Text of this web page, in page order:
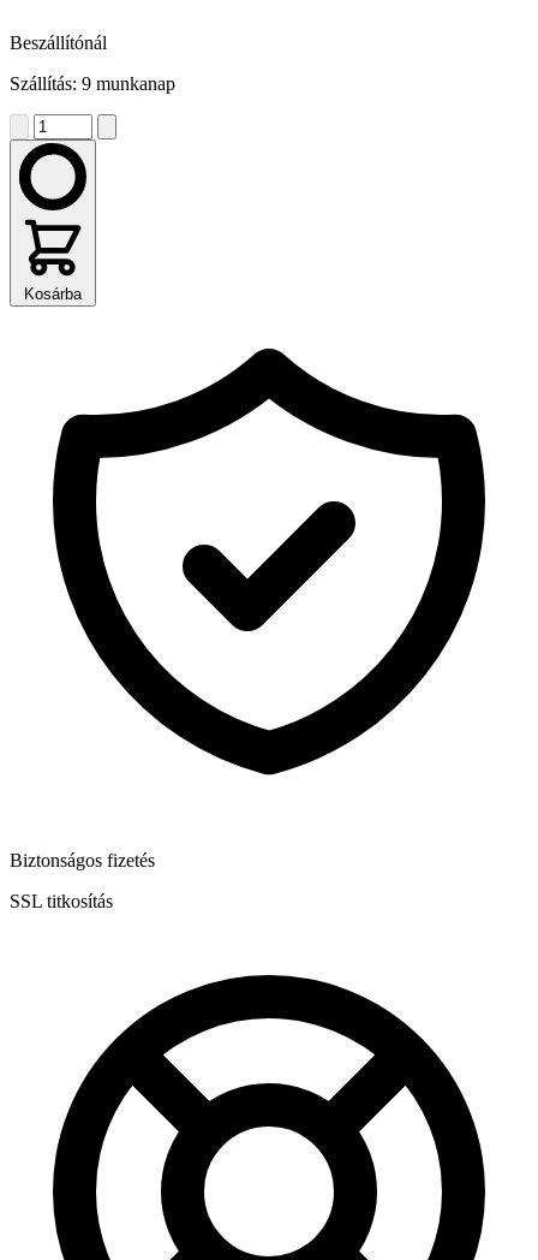
Beszállítónál
Szállítás: 9 munkanap
Kosárba
Biztonságos fizetés
SSL titkosítás